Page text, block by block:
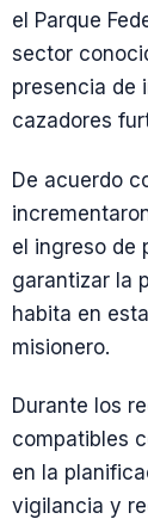
el Parque
sector
presencia de
cazadores
De acuerdo
el ingreso de
garantizar la
habita en
misionero.
Durante los
compatibles
en la
vigilancia y